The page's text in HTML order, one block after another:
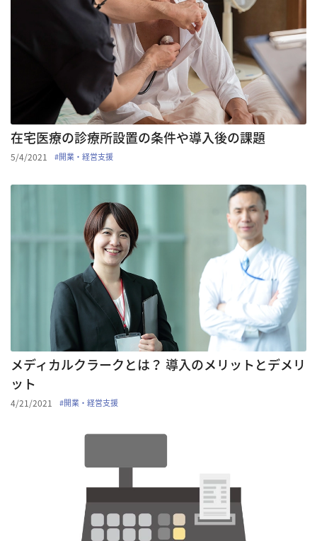
在宅医療の診療所設置の条件や導入後の課題
5/4/2021 #開業・経営支援
メディカルクラークとは？ 導入のメリットとデメリ
ット
4/21/2021 #開業・経営支援